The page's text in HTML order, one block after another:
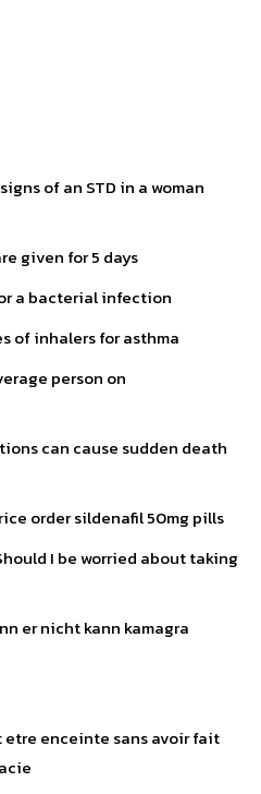
of an STD in a woman
given for 5 days
a bacterial infection
of inhalers for asthma
person on
can cause sudden death
order sildenafil 50mg pills
I be worried about taking
er nicht kann kamagra
etre enceinte sans avoir fait